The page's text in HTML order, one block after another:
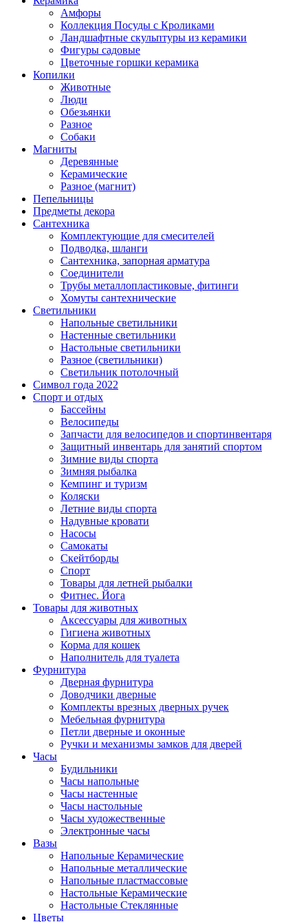
Амфоры
Коллекция Посуды с Кроликами
Ландшафтные скульптуры из керамики
Фигуры садовые
Цветочные горшки керамика
Копилки
Животные
Люди
Обезьянки
Разное
Собаки
Магниты
Деревянные
Керамические
Разное (магнит)
Пепельницы
Предметы декора
Сантехника
Комплектующие для смесителей
Подводка, шланги
Сантехника, запорная арматура
Соединители
Трубы металлопластиковые, фитинги
Хомуты сантехнические
Светильники
Напольные светильники
Настенные светильники
Настольные светильники
Разное (светильники)
Светильник потолочный
Символ года 2022
Спорт и отдых
Бассейны
Велосипеды
Запчасти для велосипедов и спортинвентаря
Защитный инвентарь для занятий спортом
Зимние виды спорта
Зимняя рыбалка
Кемпинг и туризм
Коляски
Летние виды спорта
Надувные кровати
Насосы
Самокаты
Скейтборды
Спорт
Товары для летней рыбалки
Фитнес. Йога
Товары для животных
Аксессуары для животных
Гигиена животных
Корма для кошек
Наполнитель для туалета
Фурнитура
Дверная фурнитура
Доводчики дверные
Комплекты врезных дверных ручек
Мебельная фурнитура
Петли дверные и оконные
Ручки и механизмы замков для дверей
Часы
Будильники
Часы напольные
Часы настенные
Часы настольные
Часы художественные
Электронные часы
Вазы
Напольные Керамические
Напольные металлические
Напольные пластмассовые
Настольные Керамические
Настольные Стеклянные
Цветы